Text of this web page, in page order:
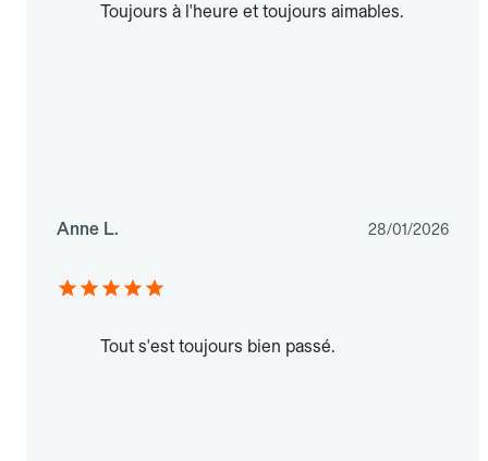
Toujours à l'heure et toujours aimables.
Anne L. 28/01/2026
Tout s'est toujours bien passé.